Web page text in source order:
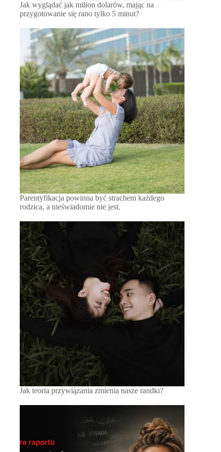
Jak wyglądać jak milion dolarów, mając na
przygotowanie się rano tylko 5 minut?
Parentyfikacja powinna być strachem każdego
rodzica, a nieświadomie nie jest.
Jak teoria przywiązania zmienia nasze randki?